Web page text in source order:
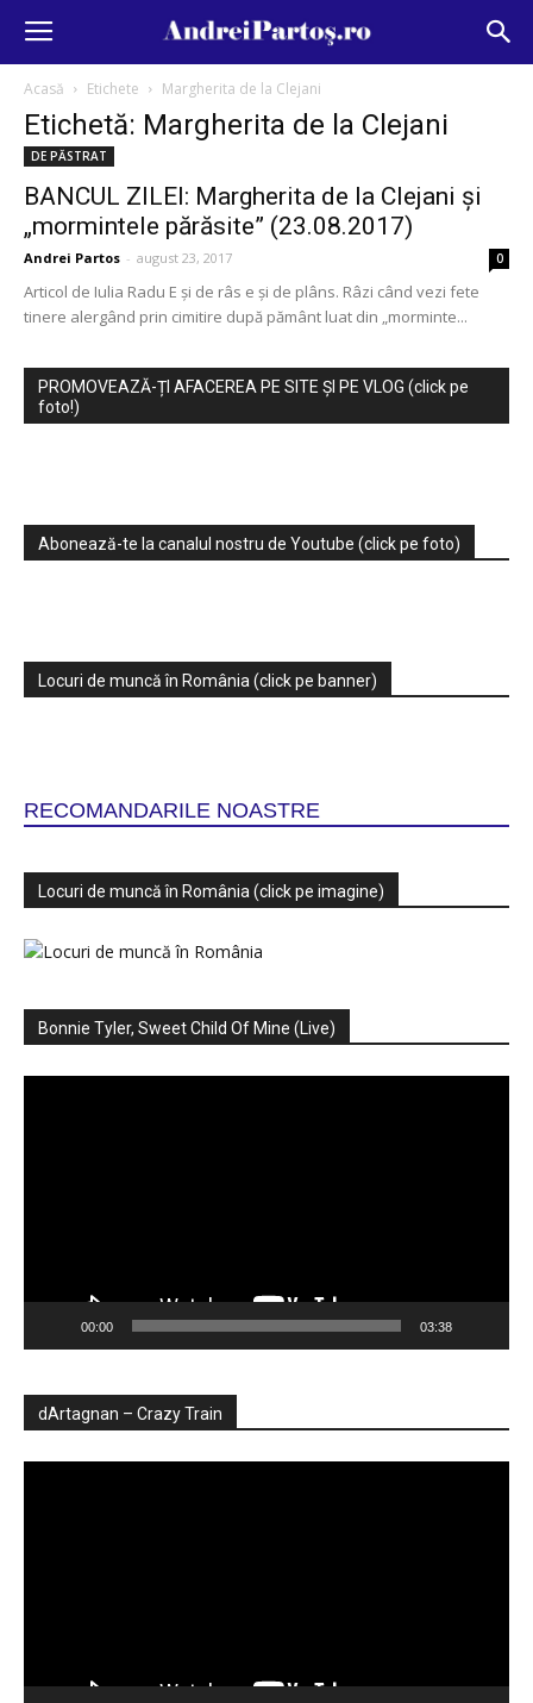
Acasă Etichete Margherita de la Clejani
Etichetă: Margherita de la Clejani
DE PĂSTRAT
BANCUL ZILEI: Margherita de la Clejani și
„mormintele părăsite” (23.08.2017)
Andrei Partos - august 23, 2017 0
Articol de Iulia Radu E și de râs e și de plâns. Râzi când vezi fete
tinere alergând prin cimitire după pământ luat din „morminte...
PROMOVEAZĂ-ȚI AFACEREA PE SITE ȘI PE VLOG (click pe
foto!)
Abonează-te la canalul nostru de Youtube (click pe foto)
Locuri de muncă în România (click pe banner)
RECOMANDARILE NOASTRE
Locuri de muncă în România (click pe imagine)
Bonnie Tyler, Sweet Child Of Mine (Live)
00:00 03:38
dArtagnan – Crazy Train